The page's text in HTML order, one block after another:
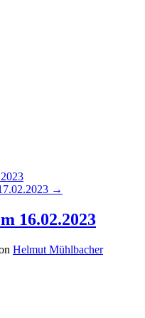
→
16.02.2023
Helmut Mühlbacher